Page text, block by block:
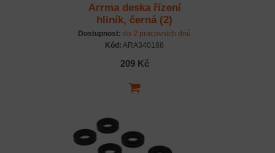
Arrma deska řízení
hliník, černá (2)
Dostupnost: do 2 pracovních dnů
Kód: ARA340188
209 Kč